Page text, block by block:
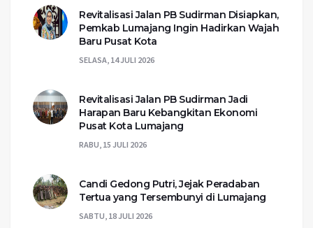
Revitalisasi Jalan PB Sudirman Disiapkan,
Pemkab Lumajang Ingin Hadirkan Wajah
Baru Pusat Kota
SELASA, 14 JULI 2026
Revitalisasi Jalan PB Sudirman Jadi
Harapan Baru Kebangkitan Ekonomi
Pusat Kota Lumajang
RABU, 15 JULI 2026
Candi Gedong Putri, Jejak Peradaban
Tertua yang Tersembunyi di Lumajang
SABTU, 18 JULI 2026